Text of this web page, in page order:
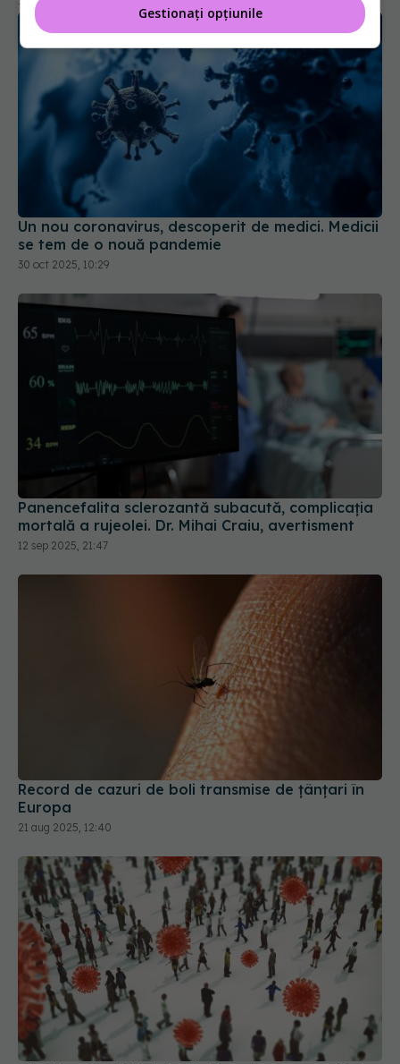
Un nou coronavirus, descoperit de medici. Medicii
se tem de o nouă pandemie
30 oct 2025, 10:29
Panencefalita sclerozantă subacută, complicația
mortală a rujeolei. Dr. Mihai Craiu, avertisment
Record de cazuri de boli transmise de ţânţari în
Alertă epidemică globală. Virusul care se extinde
din China către alte țări într-un ritm record
09 aug 2025, 18:34
Gestionați opțiunile